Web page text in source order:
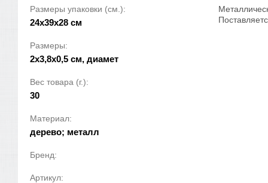
Размеры упаковки (см.):
24x39x28 см
Размеры:
2x3,8x0,5 см, диамет
Вес товара (г.):
30
Материал:
дерево; металл
Бренд:
Артикул: